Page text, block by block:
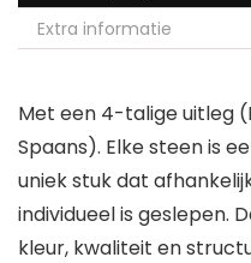
Extra informatie
Met een 4-talige uitleg
Spaans). Elke steen is
uniek stuk dat
individueel is geslepen.
kleur, kwaliteit en